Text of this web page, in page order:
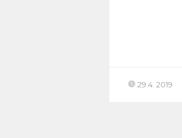
29.4. 2019